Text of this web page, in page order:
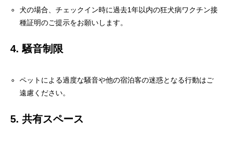
犬の場合、チェックイン時に過去1年以内の狂犬病ワクチン接
種証明のご提示をお願いします。
4. 騒音制限
ペットによる過度な騒音や他の宿泊客の迷惑となる行動はご
遠慮ください。
5. 共有スペース